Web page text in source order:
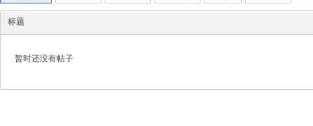
奏
品
标题
暂时还没有帖子